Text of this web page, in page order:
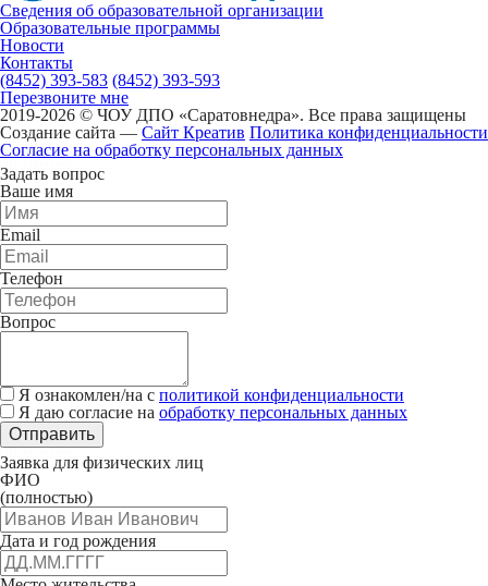
Сведения об образовательной организации
Образовательные программы
Новости
Контакты
(8452) 393-583 (8452) 393-593
Перезвоните мне
2019-2026 © ЧОУ ДПО «Саратовнедра». Все права защищены
Создание сайта — Сайт Креатив Политика конфиденциальности
Согласие на обработку персональных данных
Задать вопрос
Ваше имя
Email
Телефон
Вопрос
Я ознакомлен/на с политикой конфиденциальности
Я даю согласие на обработку персональных данных
Отправить
Заявка для физических лиц
ФИО
(полностью)
Дата и год рождения